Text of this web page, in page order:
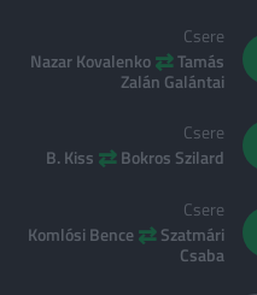
Csere
Nazar Kovalenko ⇄Tamás
Zalán Galántai
Csere
B. Kiss ⇄ Bokros Szilard
Csere
Komlósi Bence ⇄ Szatmári
Csaba